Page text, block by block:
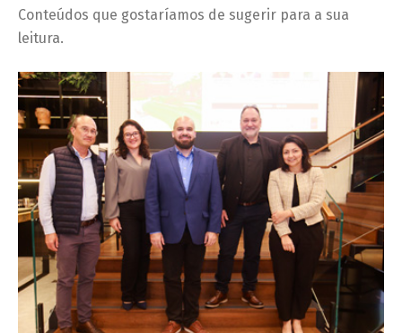
Conteúdos que gostaríamos de sugerir para a sua
leitura.